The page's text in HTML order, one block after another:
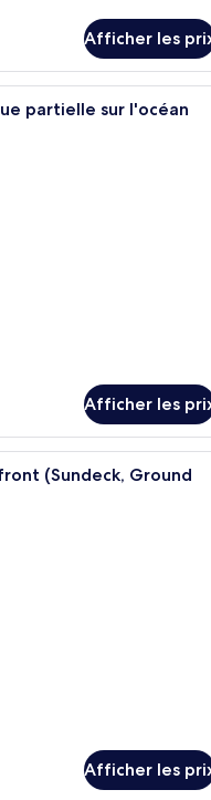
Afficher les
Une chambre d’hôtel avec
partielle sur l'océan
Afficher les
Un salon moderne doté
(Sundeck, Ground
Afficher les